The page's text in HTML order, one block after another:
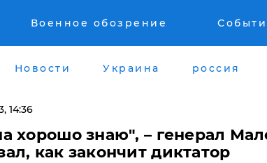
Военное обозрение
Новости Украина россия
14:36
хорошо знаю", – генерал
как закончит диктатор